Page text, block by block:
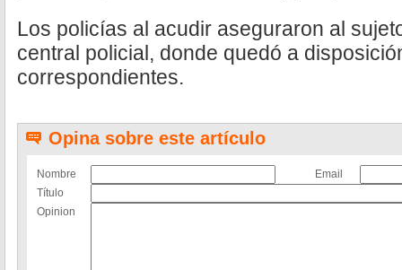
Los policías al acudir aseguraron al
central policial, donde quedó a
correspondientes.
Opina sobre este artículo
Nombre
Email
Título
Opinion